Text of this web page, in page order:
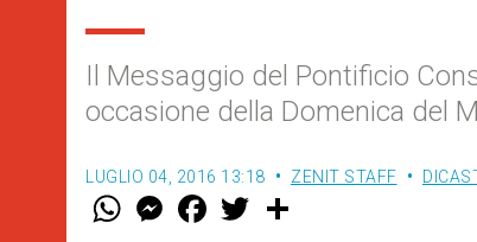
Il Messaggio del Pontificio
occasione della Domenica del
LUGLIO 04, 2016 13:18 ZENIT STAFF
W M
e
F
a w